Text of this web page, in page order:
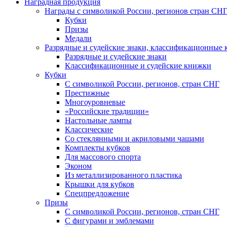
Наградная продукция
Награды с символикой России, регионов стран СНГ
Кубки
Призы
Медали
Разрядные и судейские знаки, классификационные
Разрядные и судейские знаки
Классификационные и судейские книжки
Кубки
С символикой России, регионов, стран СНГ
Престижные
Многоуровневые
«Российские традиции»
Настольные лампы
Классические
Со стеклянными и акриловыми чашами
Комплекты кубков
Для массового спорта
Эконом
Из металлизированного пластика
Крышки для кубков
Спецпредложение
Призы
С символикой России, регионов, стран СНГ
С фигурами и эмблемами